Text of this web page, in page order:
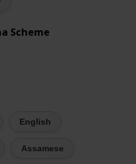
Scheme
English
Assamese